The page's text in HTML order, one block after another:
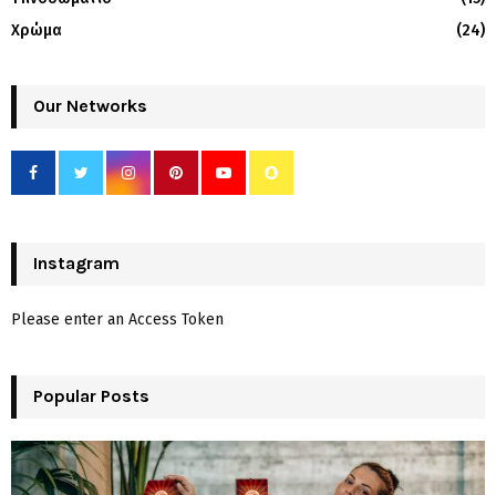
Χρώμα
(24)
Our Networks
Instagram
Please enter an Access Token
Popular Posts